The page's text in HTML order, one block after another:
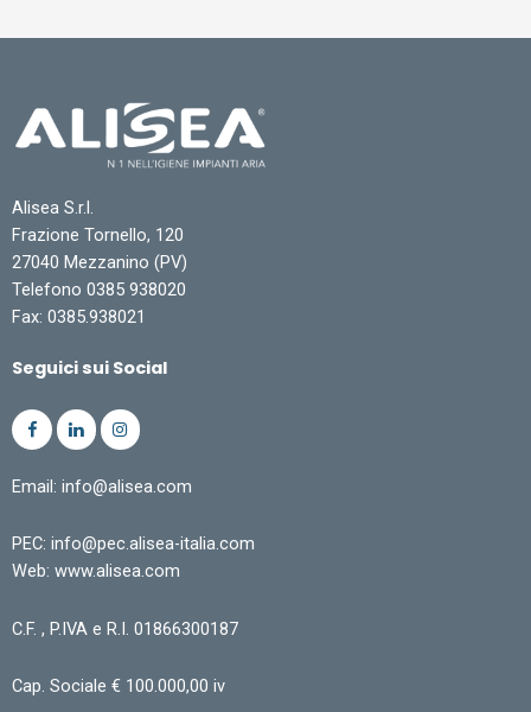
Alisea S.r.l.
Frazione Tornello, 120
27040 Mezzanino (PV)
Telefono 0385 938020
Fax: 0385.938021
Seguici sui Social
Email: info@alisea.com
PEC: info@pec.alisea-italia.com
Web: www.alisea.com
C.F. , P.IVA e R.I. 01866300187
Cap. Sociale € 100.000,00 iv